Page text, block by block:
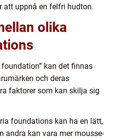
att uppnå en felfri hudton.
olika
kan det finnas
och deras
faktorer som kan skilja sig
foundations kan ha en lätt,
andra kan vara mer mousse-